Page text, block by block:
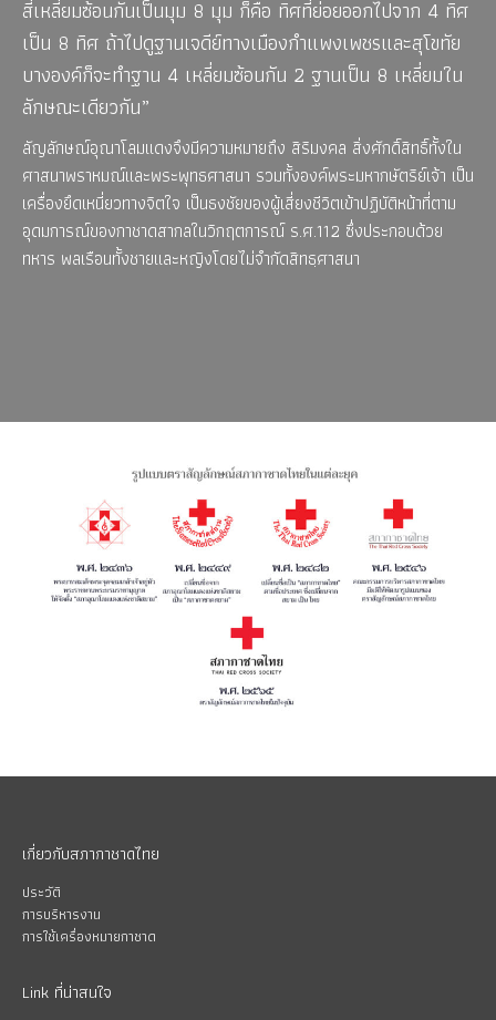
สี่เหลี่ยมซ้อนกันเป็นมุม 8 มุม ก็คือ ทิศที่ย่อยออกไปจาก 4 ทิศ
เป็น 8 ทิศ ถ้าไปดูฐานเจดีย์ทางเมืองกำแพงเพชรและสุโขทัย
บางองค์ก็จะทำฐาน 4 เหลี่ยมซ้อนกัน 2 ฐานเป็น 8 เหลี่ยมใน
ลักษณะเดียวกัน”
ลัญลักษณ์อุณาโลมแดงจึงมีความหมายถึง สิริมงคล สิ่งศักดิ์สิทธิ์ทั้งใน
ศาสนาพราหมณ์และพระพุทธศาสนา รวมทั้งองค์พระมหากษัตริย์เจ้า เป็น
เครื่องยึดเหนี่ยวทางจิตใจ เป็นธงชัยของผู้เสี่ยงชีวิตเข้าปฏิบัติหน้าที่ตาม
อุดมการณ์ของกาชาดสากลในวิกฤตการณ์ ร.ศ.112 ซึ่งประกอบด้วย
ทหาร พลเรือนทั้งชายและหญิงโดยไม่จำกัดสิทธฺศาสนา
เกี่ยวกับสภากาชาดไทย
ประวัติ
การบริหารงาน
การใช้เครื่องหมายกาชาด
Link ที่น่าสนใจ